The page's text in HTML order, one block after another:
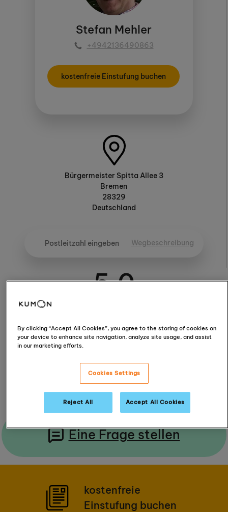
Stefan Mehler
+4942136490863
kostenfreie Einstufung buchen
Bürgermeister Spitta Allee 3
Bremen
28329
Deutschland
Wegbeschreibung
5.0
5.0 / 5 (6 Reviews)
Reviews lesen
Eine Frage stellen
kostenfreie
Einstufung buchen
By clicking “Accept All Cookies”, you agree to the storing of cookies on
your device to enhance site navigation, analyze site usage, and assist
in our marketing efforts.
Cookies Settings
Reject All Accept All Cookies